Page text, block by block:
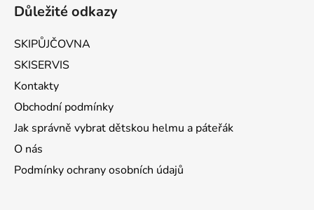
Důležité odkazy
SKIPŮJČOVNA
SKISERVIS
Kontakty
Obchodní podmínky
Jak správně vybrat dětskou helmu a páteřák
O nás
Podmínky ochrany osobních údajů